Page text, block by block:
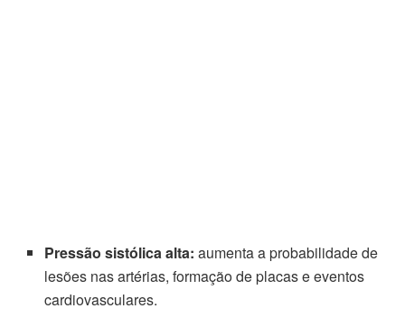
Pressão sistólica alta: aumenta a probabilidade de
lesões nas artérias, formação de placas e eventos
cardiovasculares.